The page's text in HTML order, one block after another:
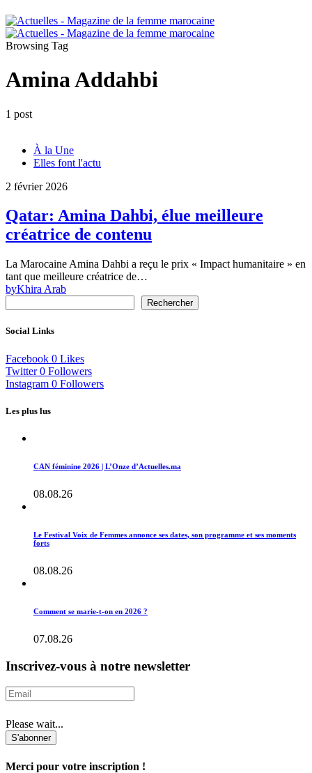
Browsing Tag
Amina Addahbi
1 post
À la Une
Elles font l'actu
2 février 2026
Qatar: Amina Dahbi, élue meilleure
créatrice de contenu
La Marocaine Amina Dahbi a reçu le prix « Impact humanitaire » en
tant que meilleure créatrice de…
byKhira Arab
Rechercher
Social Links
Facebook 0 Likes
Twitter 0 Followers
Instagram 0 Followers
Les plus lus
CAN féminine 2026 | L’Onze d’Actuelles.ma
08.08.26
Le Festival Voix de Femmes annonce ses dates, son programme et ses moments
forts
08.08.26
Comment se marie-t-on en 2026 ?
07.08.26
Inscrivez-vous à notre newsletter
Please wait...
S'abonner
Merci pour votre inscription !